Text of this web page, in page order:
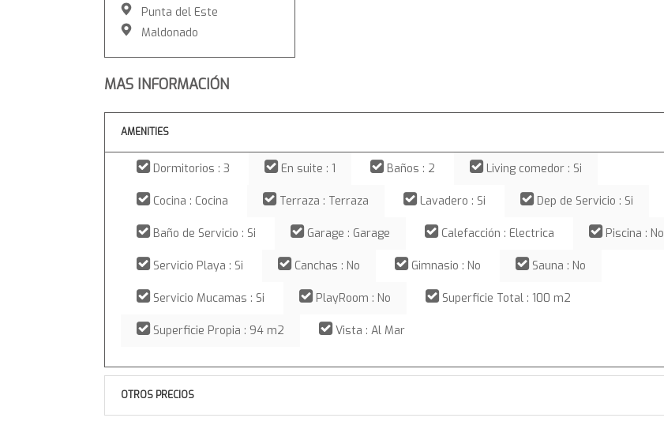
Punta del Este
Maldonado
MAS INFORMACIÓN
AMENITIES
Dormitorios : 3 En suite : 1 Baños : 2 Living comedor : Si
Cocina : Cocina Terraza : Terraza Lavadero : Si Dep de Servicio : Si
Baño de Servicio : Si Garage : Garage Calefacción : Electrica Piscina : No
Servicio Playa : Si Canchas : No Gimnasio : No Sauna : No
Servicio Mucamas : Si PlayRoom : No Superficie Total : 100 m2
Superficie Propia : 94 m2 Vista : Al Mar
OTROS PRECIOS